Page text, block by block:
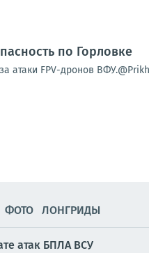
по Горловке
атаки FPV-дронов
ФОТО ЛОНГРИДЫ
атак БПЛА ВСУ